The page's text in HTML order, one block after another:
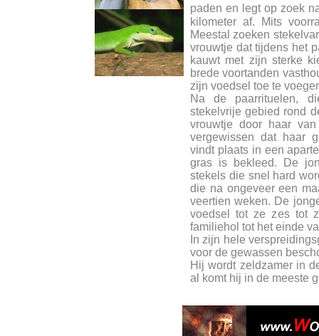
paden en legt op zoek
kilometer af. Mits
Meestal zoeken
vrouwtje dat tijdens het
kauwt met zijn sterke
brede voortanden
zijn voedsel toe te
Na de paarrituelen,
stekelvrije gebied rond
vrouwtje door haar
vergewissen dat haar
vindt plaats in een
gras is bekleed. De
stekels die snel hard
die na ongeveer een
veertien weken. De
voedsel tot ze zes tot
familiehol tot het einde
In zijn hele
voor de gewassen
Hij wordt zeldzamer in
al komt hij in de meeste